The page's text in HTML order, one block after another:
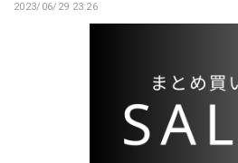
2023/06/29 23:26